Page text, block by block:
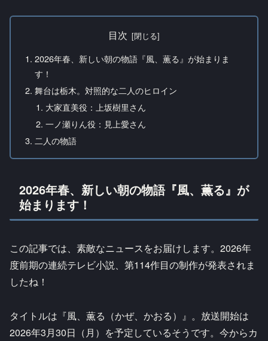
目次
2026年春、新しい朝の物語『風、薫る』が始まりま
す！
舞台は栃木。対照的な二人のヒロイン
大家直美役：上坂樹里さん
一ノ瀬りん役：見上愛さん
二人の物語
2026年春、新しい朝の物語『風、薫る』が
始まります！
この記事では、素敵なニュースをお届けします。2026年
度前期の連続テレビ小説、第114作目の制作が発表されま
したね！
タイトルは『風、薫る（かぜ、かおる）』。放送開始は
2026年3月30日（月）を予定しているそうです。今からカ